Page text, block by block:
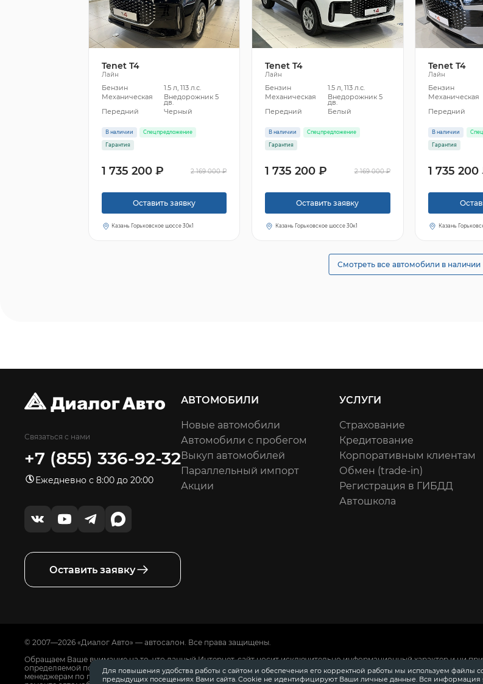
Tenet T4
Лайн
Бензин
1.5 л, 113 л.с.
Механическая
Внедорожник 5
дв.
Передний
Черный
В наличии Спецпредложение
Гарантия
1 735 200 ₽ 2 169 000 ₽
Оставить заявку
Казань Горьковское шоссе 30к1
Tenet T4
Лайн
Бензин
1.5 л, 113 л.с.
Механическая
Внедорожник 5
дв.
Передний
Белый
В наличии Спецпредложение
Гарантия
1 735 200 ₽ 2 169 000 ₽
Оставить заявку
Казань Горьковское шоссе 30к1
Tenet T4
Лайн
Бензин
Механическая
Передний
В наличии
Гарантия
1 735 200
Казань
Смотреть все автомобили в наличии
Связаться с нами
+7 (855) 336-92-32
Ежедневно с 8:00 до 20:00
Оставить заявку
АВТОМОБИЛИ
Новые автомобили
Автомобили с пробегом
Выкуп автомобилей
Параллельный импорт
Акции
УСЛУГИ
Страхование
Кредитование
Корпоративным клиентам
Обмен (trade-in)
Регистрация в ГИБДД
Автошкола
© 2007—2026 «Диалог Авто» — автосалон. Все права защищены.
Обращаем Ваше внимание на то, что данный Интернет-сайт носит исключительно информационный характер и ни
определяемой положениями Статьи 437 Гражданского Кодекса Российской Федерации.Для получения подробной
менеджерам по продажам автосалонов Диалог Авто. Для получения информации о приобретении автомобилей в
Для повышения удобства работы с сайтом и обеспечения его корректной работы мы используем файлы
предыдущих посещениях Вами сайта. Cookie не идентифицируют Ваши личные данные. Вся информация